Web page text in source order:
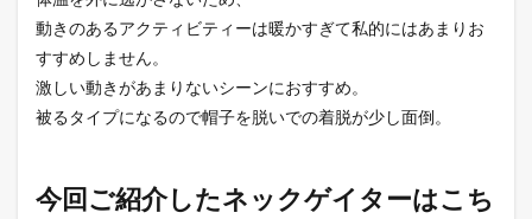
動きのあるアクティビティーは暖かすぎて私的にはあまりお
すすめしません。
激しい動きがあまりないシーンにおすすめ。
被るタイプになるので帽子を脱いでの着脱が少し面倒。
今回ご紹介したネックゲイターはこち